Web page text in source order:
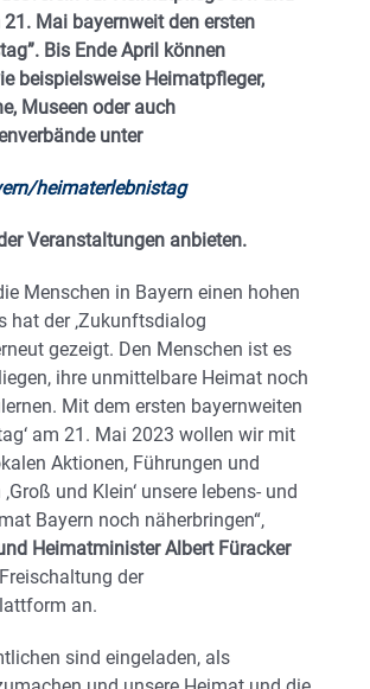
Mai bayernweit den ersten
Bis Ende April können
beispielsweise Heimatpfleger,
Museen oder auch
unter
heimaterlebnistag
Veranstaltungen anbieten.
Menschen in Bayern einen hohen
hat der ‚Zukunftsdialog
gezeigt. Den Menschen ist es
ihre unmittelbare Heimat noch
Mit dem ersten bayernweiten
am 21. Mai 2023 wollen wir mit
Aktionen, Führungen und
und Klein‘ unsere lebens- und
Bayern noch näherbringen“,
Heimatminister Albert Füracker
der
an.
sind eingeladen, als